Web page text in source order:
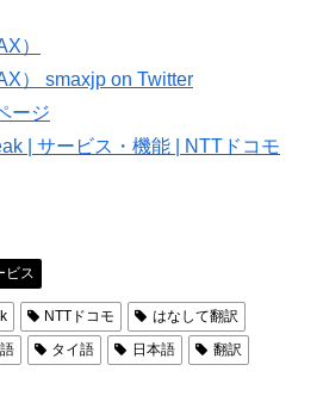
）
） smaxjp on Twitter
ージ
| サービス・機能 | NTTドコモ
ビス
NTTドコモ
はなして翻訳
タイ語 日本語
翻訳